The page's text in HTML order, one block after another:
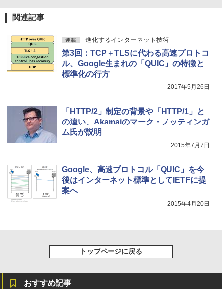
関連記事
連載 進化するインターネット技術
第3回：TCP＋TLSに代わる高速プロトコ
ル、Google生まれの「QUIC」の特徴と
標準化の行方
2017年5月26日
「HTTP/2」制定の背景や「HTTP/1」と
の違い、Akamaiのマーク・ノッティンガ
ム氏が説明
2015年7月7日
Google、高速プロトコル「QUIC」を今
後はインターネット標準としてIETFに提
案へ
2015年4月20日
トップページに戻る
おすすめ記事